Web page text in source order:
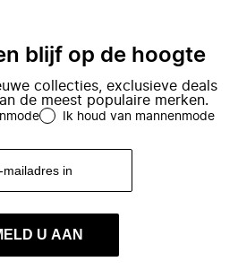
blijf op de hoogte
collecties, exclusieve deals
de meest populaire merken.
Ik houd van mannenmode
U AAN